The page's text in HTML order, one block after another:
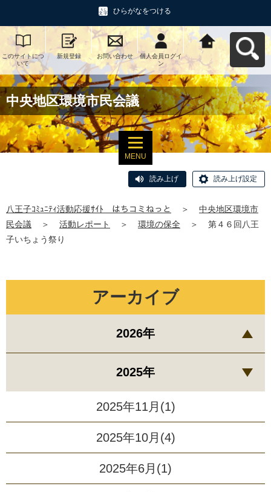
ひらがなをつける
このサイトにつ
いて
新規登録 お問い合わせ
個人会員ログイ
ン
八王子ｺﾐｭﾆﾃｨ活
動応援ｻｲﾄ はち
コミねっとへ戻
る
中央地区環境市民会議
MENU
読み上げ 読み上げ設定
八王子ｺﾐｭﾆﾃｨ活動応援ｻｲﾄ はちコミねっと ＞
中央地区環境市
民会議
＞ 活動レポート ＞ 環境の保全 ＞
第４６回八王
子いちょう祭り
アーカイブ
2026年
2025年
2025年11月(1)
2025年10月(4)
2025年6月(1)